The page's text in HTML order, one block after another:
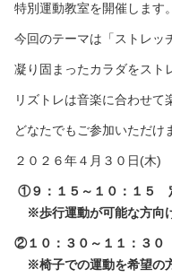
特別運動教室を開催します
今回のテーマは「ストレッ
凝り固まったカラダをスト
リズトレは音楽に合わせ
どなたでもご参加いただ
２０２６年４月３０日(木)
①９：１５～１０：１５
※歩行運動が可能な方向
②１０：３０～１１：３
※椅子での運動を希望の